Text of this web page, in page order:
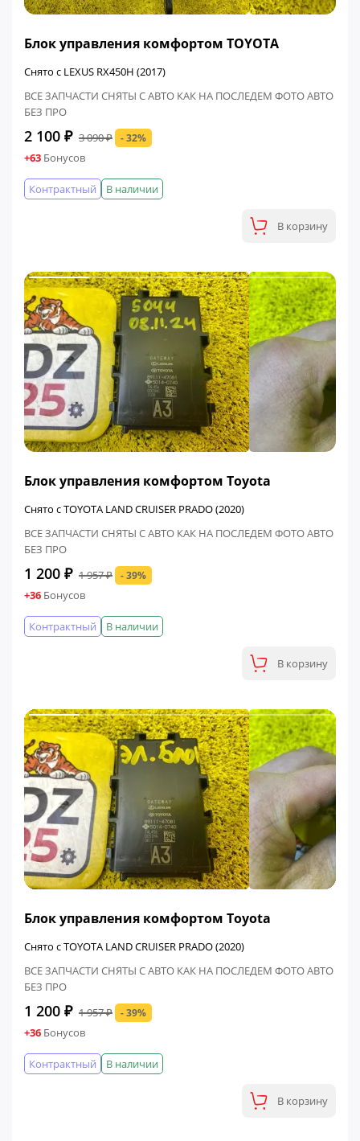
Блок управления комфортом TOYOTA
Снято с LEXUS RX450H (2017)
ВСЕ ЗАПЧАСТИ СНЯТЫ С АВТО КАК НА ПОСЛЕДЕМ ФОТО АВТО
БЕЗ ПРО
2 100 ₽ 3 090 ₽ - 32%
+63 Бонусов
В наличии
Контрактный
В корзину
Блок управления комфортом Toyota
Снято с TOYOTA LAND CRUISER PRADO (2020)
ВСЕ ЗАПЧАСТИ СНЯТЫ С АВТО КАК НА ПОСЛЕДЕМ ФОТО АВТО
БЕЗ ПРО
1 200 ₽ 1 957 ₽ - 39%
+36 Бонусов
В наличии
Контрактный
В корзину
Блок управления комфортом Toyota
Снято с TOYOTA LAND CRUISER PRADO (2020)
ВСЕ ЗАПЧАСТИ СНЯТЫ С АВТО КАК НА ПОСЛЕДЕМ ФОТО АВТО
БЕЗ ПРО
1 200 ₽ 1 957 ₽ - 39%
+36 Бонусов
В наличии
Контрактный
В корзину